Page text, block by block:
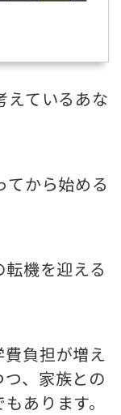
えているあな
てから始める
機を迎える
負担が増え
、家族との
あります。